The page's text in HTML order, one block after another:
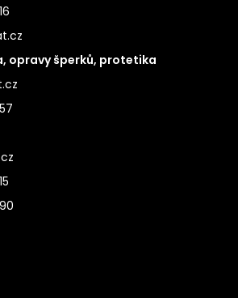
opravy šperků, protetika